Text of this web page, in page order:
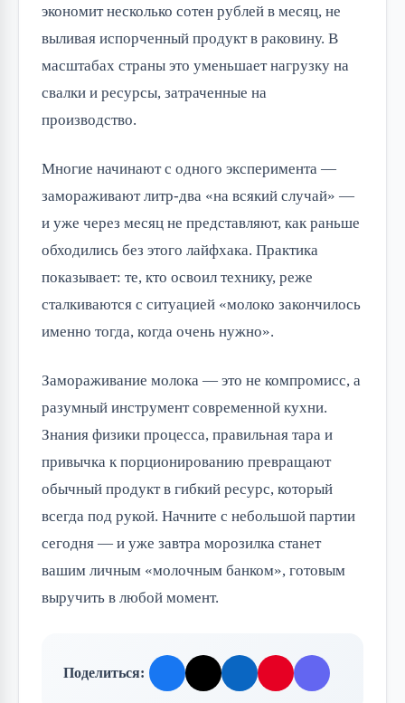
экономит несколько сотен рублей в месяц, не
выливая испорченный продукт в раковину. В
масштабах страны это уменьшает нагрузку на
свалки и ресурсы, затраченные на
производство.
Многие начинают с одного эксперимента —
замораживают литр-два «на всякий случай» —
и уже через месяц не представляют, как раньше
обходились без этого лайфхака. Практика
показывает: те, кто освоил технику, реже
сталкиваются с ситуацией «молоко закончилось
именно тогда, когда очень нужно».
Замораживание молока — это не компромисс, а
разумный инструмент современной кухни.
Знания физики процесса, правильная тара и
привычка к порционированию превращают
обычный продукт в гибкий ресурс, который
всегда под рукой. Начните с небольшой партии
сегодня — и уже завтра морозилка станет
вашим личным «молочным банком», готовым
выручить в любой момент.
Поделиться: